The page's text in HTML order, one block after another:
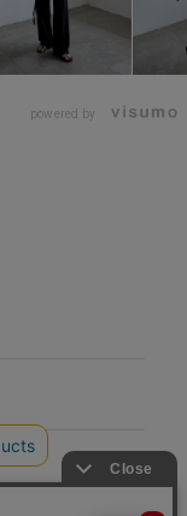
powered by